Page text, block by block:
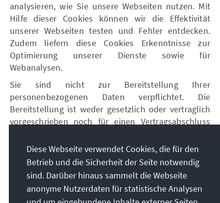
analysieren, wie Sie unsere Webseiten nutzen. Mit
Hilfe dieser Cookies können wir die Effektivität
unserer Webseiten testen und Fehler entdecken.
Zudem liefern diese Cookies Erkenntnisse zur
Optimierung unserer Dienste sowie für
Webanalysen.
Sie sind nicht zur Bereitstellung Ihrer
personenbezogenen Daten verpflichtet. Die
Bereitstellung ist weder gesetzlich oder vertraglich
vorgeschrieben noch für einen Vertragsabschluss
zur Folge habe, dass Sie unsere Webseiten ggfs.
nicht bzw. nicht vollumfänglich nutzen können.
Die Rechtsgrundlage für die Verarbeitung
personenbezogener Daten unter Verwendung von
Cookies zur Nutzungsanalyse ist Ihre Einwilligung
Diese Webseite verwendet Cookies, die für den
Betrieb und die Sicherheit der Seite notwendig
sind. Darüber hinaus sammelt die Webseite
anonyme Nutzerdaten für statistische Analysen